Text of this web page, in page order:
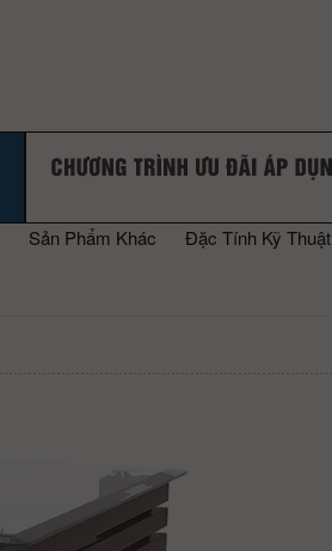
Sản Phẩm Khác Đặc Tính Kỹ Thuật